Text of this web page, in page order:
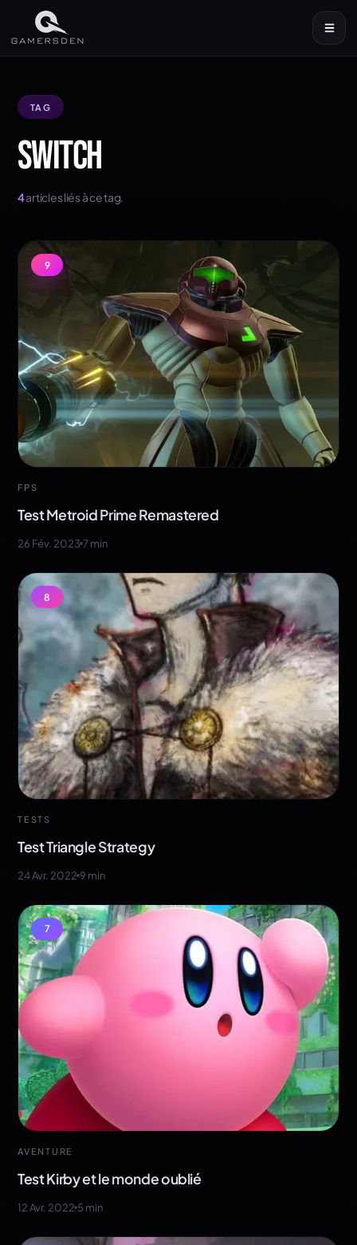
TAG
SWITCH
4articles liés à ce tag.
9
FPS
Test Metroid Prime Remastered
26 Fév. 2023 7min
8
TESTS
Test Triangle Strategy
24 Avr. 2022 9 min
7
AVENTURE
Test Kirby et le monde oublié
12 Avr. 2022 5 min